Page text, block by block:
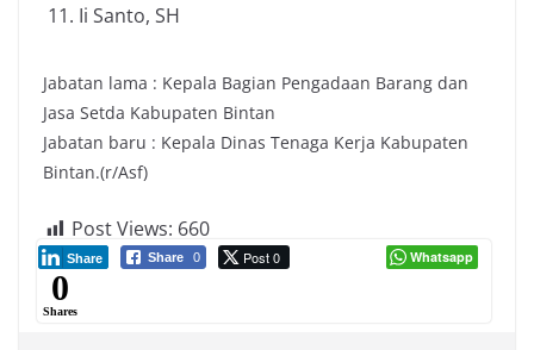
Ii Santo, SH
Jabatan lama : Kepala Bagian Pengadaan Barang dan
Jasa Setda Kabupaten Bintan
Jabatan baru : Kepala Dinas Tenaga Kerja Kabupaten
Bintan.(r/Asf)
Post Views: 660
Share 0 Post 0
Share Whatsapp
0
Shares